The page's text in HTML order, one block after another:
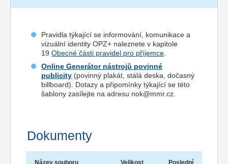
Pravidla týkající se informování, komunikace a
vizuální identity OPZ+ naleznete v kapitole
19 Obecné části pravidel pro příjemce
Online Generátor nástrojů povinné
publicity (povinný plakát, stálá deska, dočasný
billboard). Dotazy a připomínky týkající se této
šablony zasílejte na adresu nok@mmr.cz.
Dokumenty